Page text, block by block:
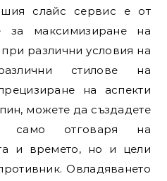
за максимизиране на
различни условия на
стилове на
на аспекти
можете да създадете
само отговаря на
и времето, но и цели
Овладяването